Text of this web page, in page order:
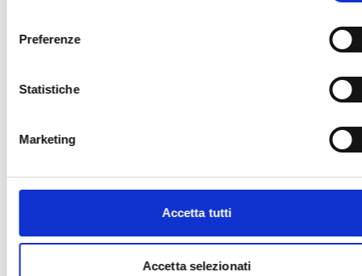
Preferenze
Statistiche
Marketing
Accetta tutti
Accetta selezionati
consiglia pertanto di verificarle con attenzione (Cfr.
di valutazione adottati dall’Ente per valutare le
progetto possiede le caratteristiche per
bando).
Hai bisogno di maggiori informazioni?